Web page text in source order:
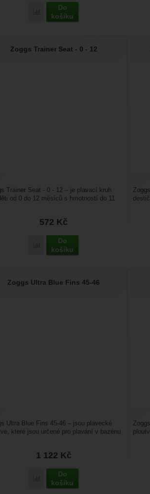
Přidat 'Zoggs Trainer Seat S' k
Do
košíku
Zoggs Trainer Seat - 0 - 12
572 Kč
Přidat 'Zoggs Trainer Seat - 0 - 12' k
Do
košíku
Trainer Seat - 0 - 12 – je plavací kruh
od 0 do 12 měsíců s hmotností do 11
Zoggs Ultra Blue Fins 45-46
1 122 Kč
Přidat 'Zoggs Ultra Blue Fins 45-46' k
Do
košíku
Ultra Blue Fins 45-46 – jsou plavecké
které jsou určené pro plavání v bazénu